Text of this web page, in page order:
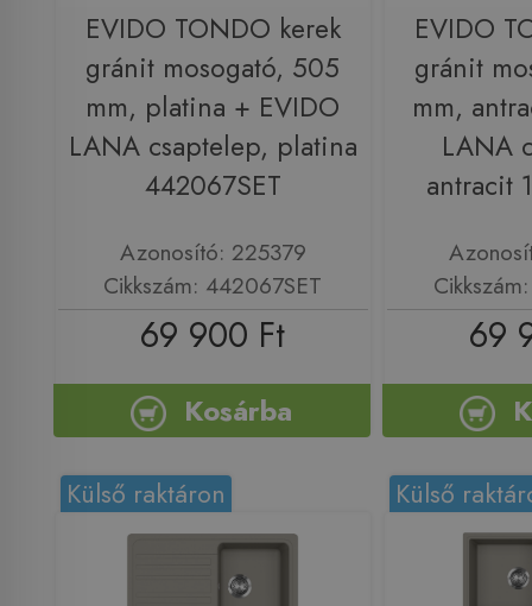
EVIDO TONDO kerek
gránit mosogató, 505
mm, platina + EVIDO
LANA csaptelep, platina
442067SET
Azonosító: 225379
Cikkszám: 442067SET
69 900 Ft
Kosárba
EVIDO
gránit
mm,
LANA
antracit
69
Külső raktáron Külső